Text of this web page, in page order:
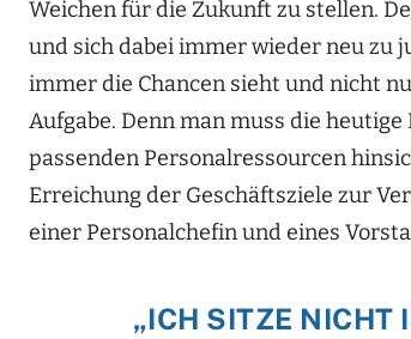
Weichen für die Zukunft zu stellen.
und sich dabei immer wieder neu zu
immer die Chancen sieht und nicht
Aufgabe. Denn man muss die
passenden Personalressourcen
Erreichung der Geschäftsziele zur
einer Personalchefin und eines
„ICH SITZE NICHT